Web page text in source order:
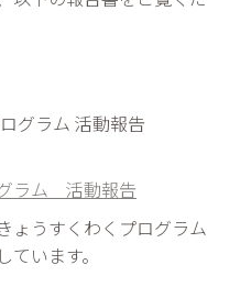
グラム 活動報告
ラム 活動報告
ょうすくわくプログラム
います。